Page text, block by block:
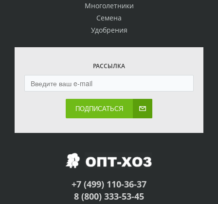
Многолетники
Семена
Удобрения
РАССЫЛКА
ПОДПИСАТЬСЯ
+7 (499) 110-36-37
8 (800) 333-53-45